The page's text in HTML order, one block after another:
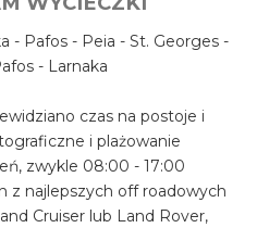
- Pafos - Peia - St. Georges -
- Larnaka
czas na postoje i
i plażowanie
zwykle 08:00 - 17:00
z najlepszych off roadowych
Cruiser lub Land Rover,